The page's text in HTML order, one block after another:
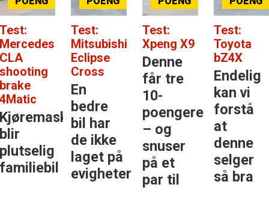
Test:
Mitsubishi
Eclipse
Cross
En
bedre
bil har
de ikke
laget på
evigheter
Test:
Xpeng X9
Denne
får tre
10-
poengere
– og
snuser
på et
par til
Test:
Toyota
bZ4X
Endelig
kan vi
forstå
at
denne
selger
så bra
Test:
Benz GLC
Den
største
stjernen
i
klassen